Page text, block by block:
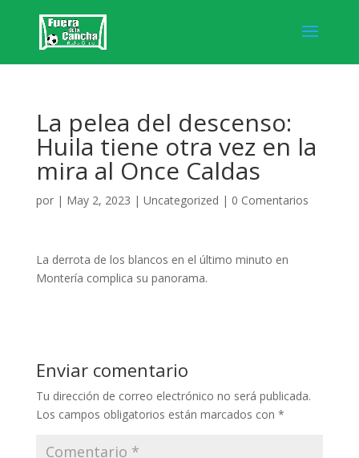
La pelea del descenso:
Huila tiene otra vez en la
mira al Once Caldas
por | May 2, 2023 | Uncategorized | 0 Comentarios
La derrota de los blancos en el último minuto en
Montería complica su panorama.
Enviar comentario
Tu dirección de correo electrónico no será publicada.
Los campos obligatorios están marcados con *